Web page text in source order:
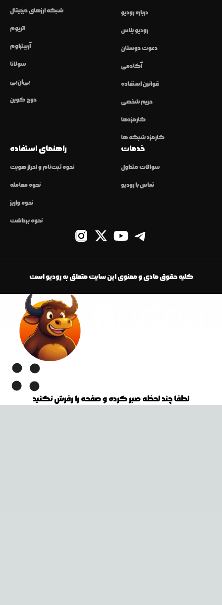
شبکه ارزهای دیجیتال
اتریوم
آربیتراوم
سولانا
بی‌ان‌بی
دوج کوین
درباره رودیو
رودیو پلاس
دعوت دوستان
آکادمی
قوانین استفاده
حریم شخصی
کارمزدها
کارمزد شبکه ها
راهنمای استفاده
نحوه ثبت‌نام و احراز هویت
نحوه معامله
نحوه واریز
نحوه برداشت
خدمات
سوالات متداول
تماس با رودیو
کلیه حقوق مادی و معنوی این سایت متعلق به رودیو است
لطفا چند لحظه صبر کرده و صفحه را رفرش نکنید